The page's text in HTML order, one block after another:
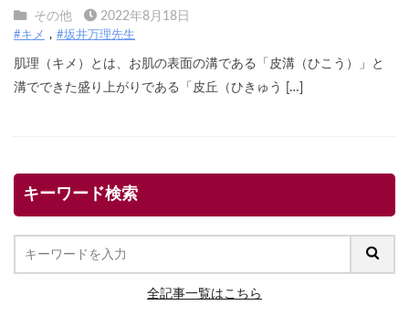
その他 2022年8月18日
#キメ #坂井万理先生
肌理（キメ）とは、お肌の表面の溝である「皮溝（ひこう）」と
溝でできた盛り上がりである「皮丘（ひきゅう […]
キーワード検索
全記事一覧はこちら